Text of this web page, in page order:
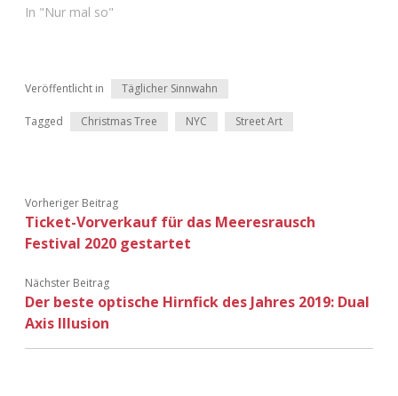
In "Nur mal so"
Veröffentlicht in Täglicher Sinnwahn
Tagged Christmas Tree NYC Street Art
Vorheriger Beitrag
Ticket-Vorverkauf für das Meeresrausch
Festival 2020 gestartet
Nächster Beitrag
Der beste optische Hirnfick des Jahres 2019: Dual
Axis Illusion